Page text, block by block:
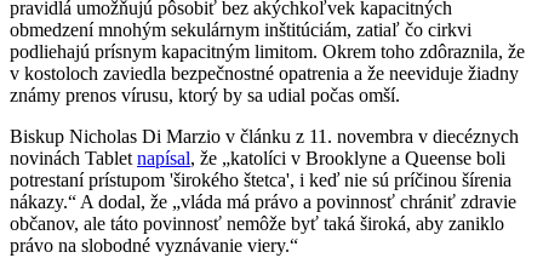
pravidlá umožňujú pôsobiť bez akýchkoľvek kapacitných
obmedzení mnohým sekulárnym inštitúciám, zatiaľ čo cirkvi
podliehajú prísnym kapacitným limitom. Okrem toho zdôraznila, že
v kostoloch zaviedla bezpečnostné opatrenia a že neeviduje žiadny
známy prenos vírusu, ktorý by sa udial počas omší.
Biskup Nicholas Di Marzio v článku z 11. novembra v diecéznych
novinách Tablet napísal, že „katolíci v Brooklyne a Queense boli
potrestaní prístupom 'širokého štetca', i keď nie sú príčinou šírenia
nákazy.“ A dodal, že „vláda má právo a povinnosť chrániť zdravie
občanov, ale táto povinnosť nemôže byť taká široká, aby zaniklo
právo na slobodné vyznávanie viery.“